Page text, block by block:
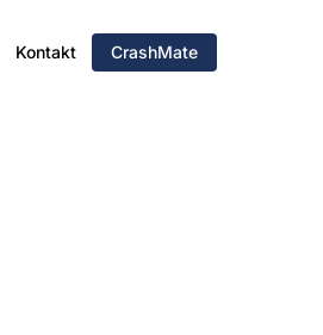
Kontakt CrashMate